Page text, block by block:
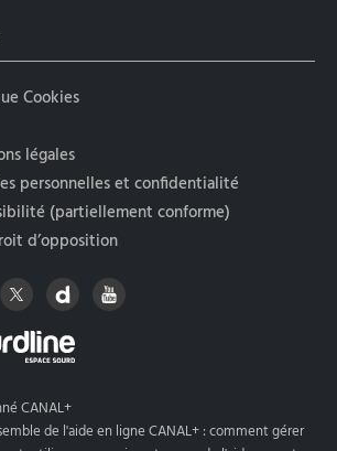
Cookies
légales
personnelles et confidentialité
(partiellement conforme)
d’opposition
CANAL+
de l'aide en ligne CANAL+ : comment gérer